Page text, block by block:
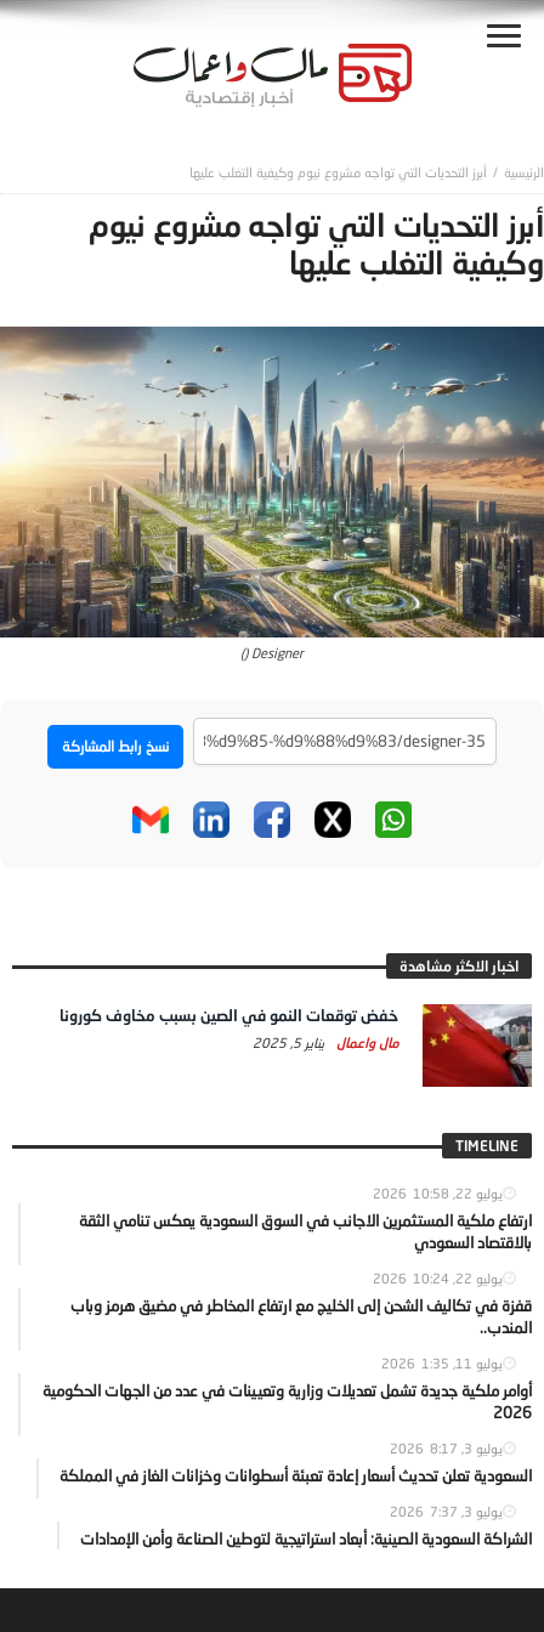
أبرز التحديات التي تواجه مشروع نيوم وكيفية التغلب عليها
أبرز التحديات التي تواجه مشروع نيوم
وكيفية التغلب عليها
Designer ()
نسخ رابط المشاركة
اخبار الاكثر مشاهدة
خفض توقعات النمو في الصين بسبب مخاوف كورونا
مال واعمال يناير 5, 2025
TIMELINE
يوليو 22, 2026 10:58
ارتفاع ملكية المستثمرين الاجانب في السوق السعودية يعكس تنامي الثقة
بالاقتصاد السعودي
يوليو 22, 2026 10:24
قفزة في تكاليف الشحن إلى الخليج مع ارتفاع المخاطر في مضيق هرمز وباب
المندب..
يوليو 11, 2026 1:35
أوامر ملكية جديدة تشمل تعديلات وزارية وتعيينات في عدد من الجهات الحكومية
2026
يوليو 3, 2026 8:17
السعودية تعلن تحديث أسعار إعادة تعبئة أسطوانات وخزانات الغاز في المملكة
يوليو 3, 2026 7:37
الشراكة السعودية الصينية: أبعاد استراتيجية لتوطين الصناعة وأمن الإمدادات